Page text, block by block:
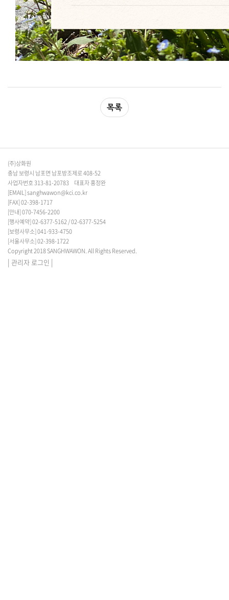
(주)상화원
충남 보령시 남포면 남포방조제로 408-52
사업자번호 313-81-20783 대표자 홍정완
[EMAIL]sanghwawon@kci.co.kr
[FAX]02-398-1717
[안내]070-7456-2200
[행사예약]02-6377-5162/02-6377-5254
[보령사무소]041-933-4750
[서울사무소]02-398-1722
Copyright 2018 SANGHWAWON. All Rights Reserved.
| 관리자 로그인 |